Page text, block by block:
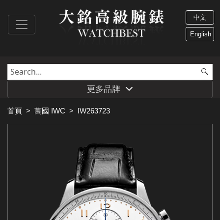
中文
English
更多品牌
首頁 > 萬國 IWC > IW263723